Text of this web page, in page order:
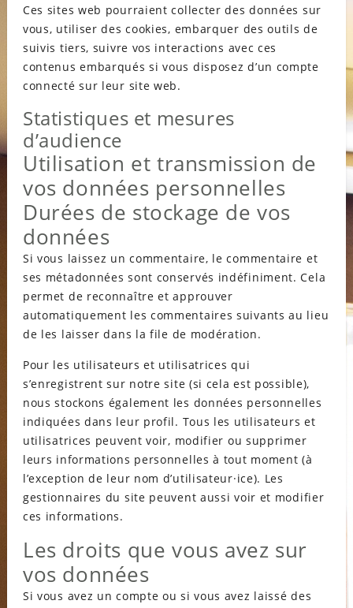
Ces sites web pourraient collecter des données sur
vous, utiliser des cookies, embarquer des outils de
suivis tiers, suivre vos interactions avec ces
contenus embarqués si vous disposez d’un compte
connecté sur leur site web.
Statistiques et mesures
d’audience
Utilisation et transmission de
vos données personnelles
Durées de stockage de vos
données
Si vous laissez un commentaire, le commentaire et
ses métadonnées sont conservés indéfiniment. Cela
permet de reconnaître et approuver
automatiquement les commentaires suivants au lieu
de les laisser dans la file de modération.
Pour les utilisateurs et utilisatrices qui
s’enregistrent sur notre site (si cela est possible),
nous stockons également les données personnelles
indiquées dans leur profil. Tous les utilisateurs et
utilisatrices peuvent voir, modifier ou supprimer
leurs informations personnelles à tout moment (à
l’exception de leur nom d’utilisateur·ice). Les
gestionnaires du site peuvent aussi voir et modifier
ces informations.
Les droits que vous avez sur
vos données
Si vous avez un compte ou si vous avez laissé des